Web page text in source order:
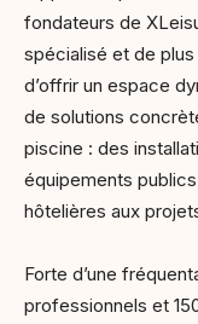
fondateurs de
spécialisé et de
d’offrir un espace
de solutions
piscine : des
équipements
hôtelières aux
Forte d’une
professionnels et